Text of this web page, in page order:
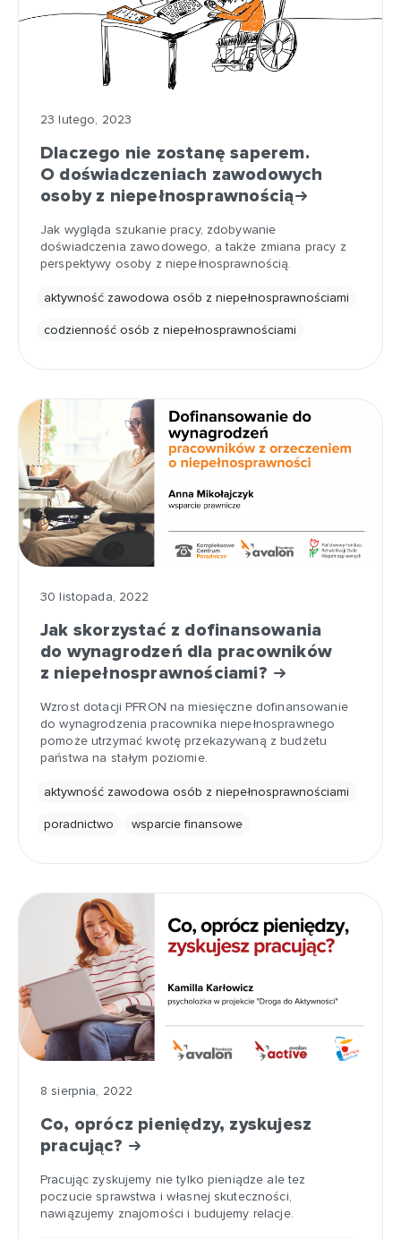
23 lutego, 2023
Dlaczego nie zostanę saperem.
O doświadczeniach zawodowych
osoby z niepełnosprawnością
Jak wygląda szukanie pracy, zdobywanie
doświadczenia zawodowego, a także zmiana pracy z
perspektywy osoby z niepełnosprawnością.
aktywność zawodowa osób z niepełnosprawnościami
codzienność osób z niepełnosprawnościami
30 listopada, 2022
Jak skorzystać z dofinansowania
do wynagrodzeń dla pracowników
z niepełnosprawnościami?
Wzrost dotacji PFRON na miesięczne dofinansowanie
do wynagrodzenia pracownika niepełnosprawnego
pomoże utrzymać kwotę przekazywaną z budżetu
państwa na stałym poziomie.
aktywność zawodowa osób z niepełnosprawnościami
poradnictwo wsparcie finansowe
8 sierpnia, 2022
Co, oprócz pieniędzy, zyskujesz
pracując?
Pracując zyskujemy nie tylko pieniądze ale tez
poczucie sprawstwa i własnej skuteczności,
nawiązujemy znajomości i budujemy relacje.